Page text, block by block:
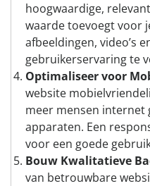
hoogwaardige,
waarde toevoegt voor
afbeeldingen, video’s
gebruikerservaring te
Optimaliseer voor
website
meer mensen internet
apparaten. Een
voor een goede
Bouw Kwalitatieve
van betrouwbare